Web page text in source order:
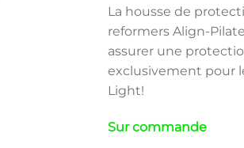
La housse de
reformers Align-
assurer une
exclusivement pour
Light!
Sur commande